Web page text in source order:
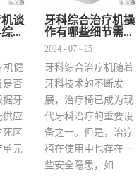
谈
...
机健
是否
据牙
供应
区
单元
牙科综合治疗机操
作有哪些细节需...
2024 - 07 - 25
牙科综合治疗机随着
牙科技术的不断发
展，治疗椅已成为现
代牙科治疗的重要设
备之一。但是，治疗
椅在使用中也存在一
些安全隐患，如...